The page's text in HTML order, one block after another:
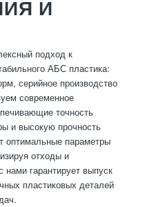
И
подход к
АБС пластика:
серийное производство
современное
точность
и высокую прочность
оптимальные параметры
отходы и
нами гарантирует выпуск
пластиковых деталей